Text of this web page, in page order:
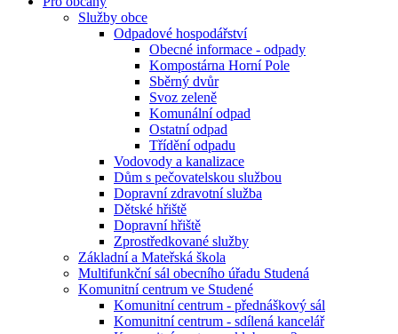
Služby obce
Odpadové hospodářství
Obecné informace - odpady
Kompostárna Horní Pole
Sběrný dvůr
Svoz zeleně
Komunální odpad
Ostatní odpad
Třídění odpadu
Vodovody a kanalizace
Dům s pečovatelskou službou
Dopravní zdravotní služba
Dětské hřiště
Dopravní hřiště
Zprostředkované služby
Základní a Mateřská škola
Multifunkční sál obecního úřadu Studená
Komunitní centrum ve Studené
Komunitní centrum - přednáškový sál
Komunitní centrum - sdílená kancelář